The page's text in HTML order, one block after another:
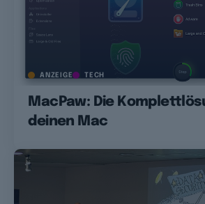
ANZEIGE TECH
MacPaw: Die
deinen Mac